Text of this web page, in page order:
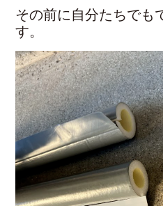
その前に自分たちでも
す。